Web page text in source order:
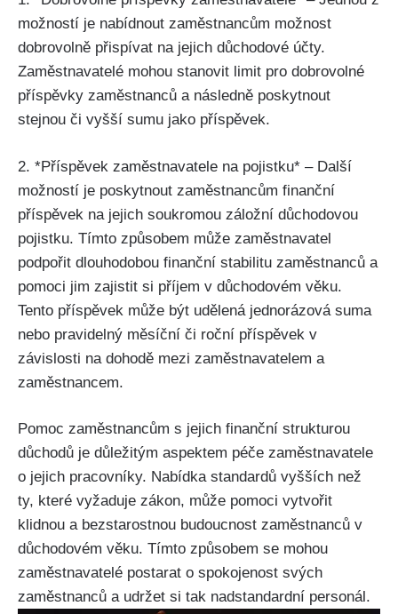
možností je nabídnout zaměstnancům možnost
dobrovolně přispívat na jejich důchodové účty.
Zaměstnavatelé mohou stanovit limit pro dobrovolné
příspěvky zaměstnanců a následně poskytnout
stejnou či vyšší sumu jako příspěvek.
2. *Příspěvek zaměstnavatele na pojistku* – Další
možností je poskytnout zaměstnancům finanční
příspěvek na jejich soukromou záložní důchodovou
pojistku. Tímto způsobem může zaměstnavatel
podpořit dlouhodobou finanční stabilitu zaměstnanců a
pomoci jim zajistit si příjem v důchodovém věku.
Tento příspěvek může být udělená jednorázová suma
nebo pravidelný měsíční či roční příspěvek v
závislosti na dohodě mezi zaměstnavatelem a
zaměstnancem.
Pomoc zaměstnancům s jejich finanční strukturou
důchodů je důležitým aspektem péče zaměstnavatele
o jejich pracovníky. Nabídka standardů vyšších než
ty, které vyžaduje zákon, může pomoci vytvořit
klidnou a bezstarostnou budoucnost zaměstnanců v
důchodovém věku. Tímto způsobem se mohou
zaměstnavatelé postarat o spokojenost svých
zaměstnanců a udržet si tak nadstandardní personál.